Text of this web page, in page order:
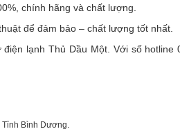
chính hãng và chất lượng.
để đảm bảo – chất lượng tốt nhất.
lạnh Thủ Dầu Một. Với số hotline
Bình Dương.